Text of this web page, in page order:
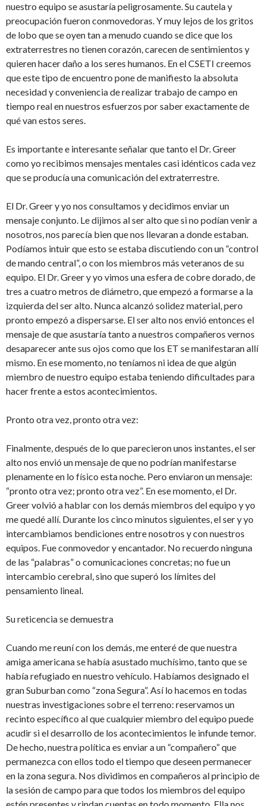
nuestro equipo se asustaría peligrosamente. Su cautela y
preocupación fueron conmovedoras. Y muy lejos de los gritos
de lobo que se oyen tan a menudo cuando se dice que los
extraterrestres no tienen corazón, carecen de sentimientos y
quieren hacer daño a los seres humanos. En el CSETI creemos
que este tipo de encuentro pone de manifiesto la absoluta
necesidad y conveniencia de realizar trabajo de campo en
tiempo real en nuestros esfuerzos por saber exactamente de
qué van estos seres.
Es importante e interesante señalar que tanto el Dr. Greer
como yo recibimos mensajes mentales casi idénticos cada vez
que se producía una comunicación del extraterrestre.
El Dr. Greer y yo nos consultamos y decidimos enviar un
mensaje conjunto. Le dijimos al ser alto que si no podían venir a
nosotros, nos parecía bien que nos llevaran a donde estaban.
Podíamos intuir que esto se estaba discutiendo con un “control
de mando central”, o con los miembros más veteranos de su
equipo. El Dr. Greer y yo vimos una esfera de cobre dorado, de
tres a cuatro metros de diámetro, que empezó a formarse a la
izquierda del ser alto. Nunca alcanzó solidez material, pero
pronto empezó a dispersarse. El ser alto nos envió entonces el
mensaje de que asustaría tanto a nuestros compañeros vernos
desaparecer ante sus ojos como que los ET se manifestaran allí
mismo. En ese momento, no teníamos ni idea de que algún
miembro de nuestro equipo estaba teniendo dificultades para
hacer frente a estos acontecimientos.
Pronto otra vez, pronto otra vez:
Finalmente, después de lo que parecieron unos instantes, el ser
alto nos envió un mensaje de que no podrían manifestarse
plenamente en lo físico esta noche. Pero enviaron un mensaje:
“pronto otra vez; pronto otra vez”. En ese momento, el Dr.
Greer volvió a hablar con los demás miembros del equipo y yo
me quedé allí. Durante los cinco minutos siguientes, el ser y yo
intercambiamos bendiciones entre nosotros y con nuestros
equipos. Fue conmovedor y encantador. No recuerdo ninguna
de las “palabras” o comunicaciones concretas; no fue un
intercambio cerebral, sino que superó los límites del
pensamiento lineal.
Su reticencia se demuestra
Cuando me reuní con los demás, me enteré de que nuestra
amiga americana se había asustado muchísimo, tanto que se
había refugiado en nuestro vehículo. Habíamos designado el
gran Suburban como “zona Segura”. Así lo hacemos en todas
nuestras investigaciones sobre el terreno: reservamos un
recinto específico al que cualquier miembro del equipo puede
acudir si el desarrollo de los acontecimientos le infunde temor.
De hecho, nuestra política es enviar a un “compañero” que
permanezca con ellos todo el tiempo que deseen permanecer
en la zona segura. Nos dividimos en compañeros al principio de
la sesión de campo para que todos los miembros del equipo